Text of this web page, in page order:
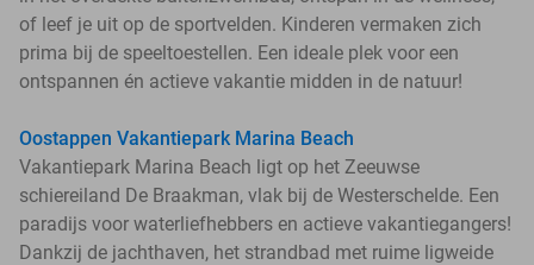
of leef je uit op de sportvelden. Kinderen vermaken zich
prima bij de speeltoestellen. Een ideale plek voor een
ontspannen én actieve vakantie midden in de natuur!
Oostappen Vakantiepark Marina Beach
Vakantiepark Marina Beach ligt op het Zeeuwse
schiereiland De Braakman, vlak bij de Westerschelde. Een
paradijs voor waterliefhebbers en actieve vakantiegangers!
Dankzij de jachthaven, het strandbad met ruime ligweide